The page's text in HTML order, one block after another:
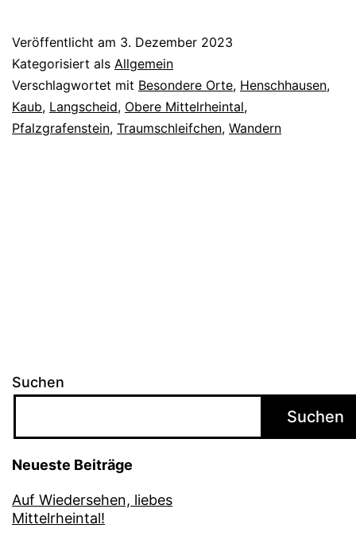
Veröffentlicht am 3. Dezember 2023
Kategorisiert als Allgemein
Verschlagwortet mit Besondere Orte, Henschhausen,
Kaub, Langscheid, Obere Mittelrheintal,
Pfalzgrafenstein, Traumschleifchen, Wandern
Suchen
Suchen
Neueste Beiträge
Auf Wiedersehen, liebes
Mittelrheintal!